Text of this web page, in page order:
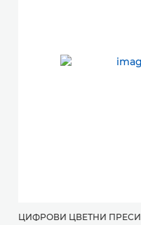
ЦИФРОВИ ЦВЕТНИ ПРЕСИ